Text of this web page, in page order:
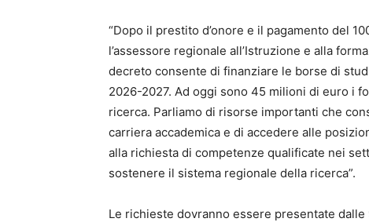
“Dopo il prestito d’onore e il pagamento del
l’assessore regionale all’Istruzione e alla
decreto consente di finanziare le borse di
2026-2027. Ad oggi sono 45 milioni di euro i
ricerca. Parliamo di risorse importanti che
carriera accademica e di accedere alle
alla richiesta di competenze qualificate nei
sostenere il sistema regionale della ricerca”.
Le richieste dovranno essere presentate